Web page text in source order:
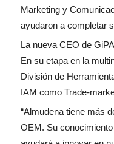
Marketing y
ayudaron a completar
La nueva CEO de
En su etapa en la
División de
IAM como Trade-
“Almudena tiene más
OEM. Su